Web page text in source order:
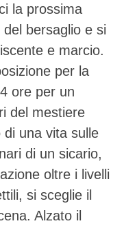
la prossima
del bersaglio e si
e marcio.
per la
ore per un
del mestiere
una vita sulle
di un sicario,
oltre i livelli
si sceglie il
Alzato il